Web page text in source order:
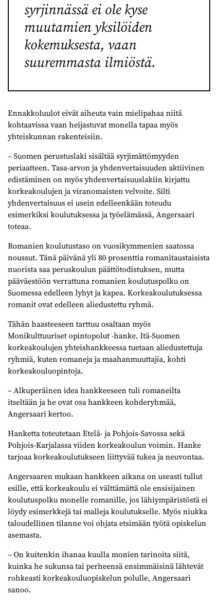
syrjinnässä ei ole kyse
muutamien yksilöiden
kokemuksesta, vaan
suuremmasta ilmiöstä.
Ennakkoluulot eivät aiheuta vain mielipahaa niitä
kohtaavissa vaan heijastuvat monella tapaa myös
yhteiskunnan rakenteisiin.
– Suomen perustuslaki sisältää syrjimättömyyden
periaatteen. Tasa-arvon ja yhdenvertaisuuden aktiivinen
edistäminen on myös yhdenvertaisuuslakiin kirjattu
korkeakoulujen ja viranomaisten velvoite. Silti
yhdenvertaisuus ei usein edelleenkään toteudu
esimerkiksi koulutuksessa ja työelämässä, Angersaari
toteaa.
Romanien koulutustaso on vuosikymmenien saatossa
noussut. Tänä päivänä yli 80 prosenttia romanitaustaisista
nuorista saa peruskoulun päättötodistuksen, mutta
pääväestöön verrattuna romanien koulutuspolku on
Suomessa edelleen lyhyt ja kapea. Korkeakoulutuksessa
romanit ovat edelleen aliedustettu ryhmä.
Tähän haasteeseen tarttuu osaltaan myös
Monikulttuuriset opintopolut -hanke. Itä-Suomen
korkeakoulujen yhteishankkeessa tuetaan aliedustettuja
ryhmiä, kuten romaneja ja maahanmuuttajia, kohti
korkeakouluopintoja.
– Alkuperäinen idea hankkeeseen tuli romaneilta
itseltään ja he ovat osa hankkeen kohderyhmää,
Angersaari kertoo.
Hanketta toteutetaan Etelä- ja Pohjois-Savossa sekä
Pohjois-Karjalassa viiden korkeakoulun voimin. Hanke
tarjoaa korkeakoulutukseen liittyvää tukea ja neuvontaa.
Angersaaren mukaan hankkeen aikana on useasti tullut
esille, että korkeakoulu ei välttämättä ole ensisijainen
koulutuspolku monelle romanille, jos lähiympäristöstä ei
löydy esimerkkejä tai malleja koulutukselle. Myös niukka
taloudellinen tilanne voi ohjata etsimään työtä opiskelun
asemasta.
– On kuitenkin ihanaa kuulla monien tarinoita siitä,
kuinka he sukunsa tai perheensä ensimmäisinä lähtevät
rohkeasti korkeakouluopiskelun polulle, Angersaari
sanoo.